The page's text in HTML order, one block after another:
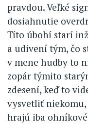
pravdou. Veľké
dosiahnutie
Títo úbohí starí
a udivení tým, čo
v mene hudby to
zopár týmito
zdesení, keď to
vysvetliť niekomu,
hrajú iba